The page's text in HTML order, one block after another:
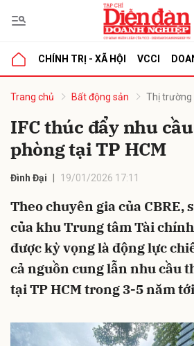
CHÍNH TRỊ - XÃ HỘI VCCI
Trang chủ Bất động sản Thị trường
IFC thúc đẩy nhu
phòng tại TP HCM
Đình Đại 19/01/2026 17:11
Theo chuyên gia của CBRE,
của khu Trung tâm Tài
được kỳ vọng là động lực
cả nguồn cung lẫn nhu cầu
tại TP HCM trong 3-5 năm
luận